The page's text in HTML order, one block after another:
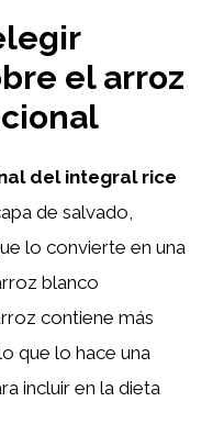
el arroz
del integral rice
de salvado,
lo convierte en una
blanco
contiene más
que lo hace una
incluir en la dieta